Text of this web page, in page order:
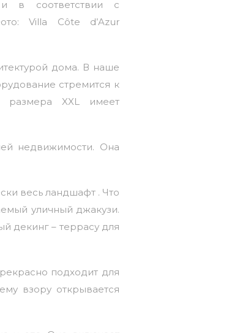
и в соответствии с
Villa Côte d’Azur
дома. В наше
стремится к
размера XXL имеет
недвижимости. Она
весь ландшафт . Что
уличный джакузи.
декинг – террасу для
подходит для
взору открывается